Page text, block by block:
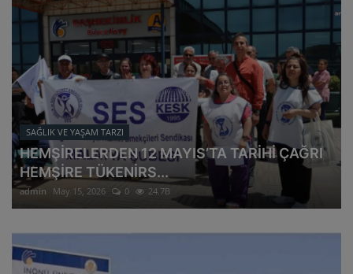
SAĞLIK VE YAŞAM TARZI
HEMŞİRELERDEN 12 MAYIS’TA TARİHİ ÇAĞRI
HEMŞİRE TÜKENİRS...
admin May 15, 2026 0 24.7B